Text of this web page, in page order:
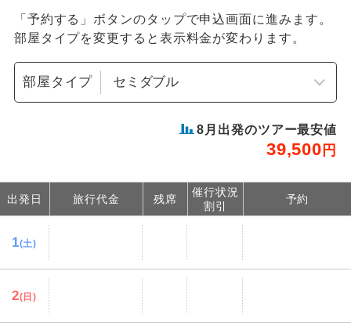
「予約する」ボタンのタップで申込画面に進みます。
部屋タイプを変更すると表示料金が変わります。
部屋タイプ
8 月出発のツアー最安値
39,500 円
出発日 旅行代金 残席
催行状況
割引
予約
1(土)
2(日)